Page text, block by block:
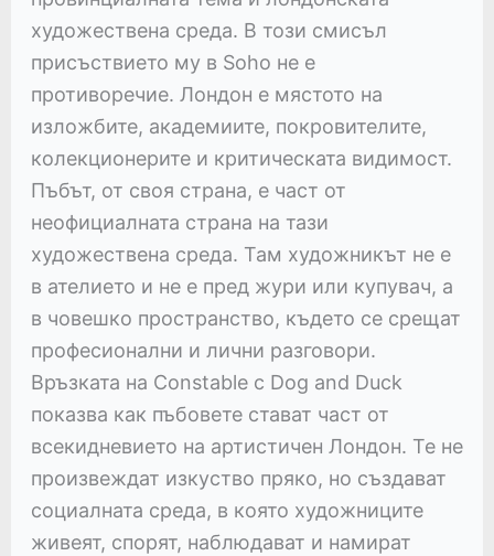
художествена среда. В този смисъл
присъствието му в Soho не е
противоречие. Лондон е мястото на
изложбите, академиите, покровителите,
колекционерите и критическата видимост.
Пъбът, от своя страна, е част от
неофициалната страна на тази
художествена среда. Там художникът не е
в ателието и не е пред жури или купувач, а
в човешко пространство, където се срещат
професионални и лични разговори.
Връзката на Constable с Dog and Duck
показва как пъбовете стават част от
всекидневието на артистичен Лондон. Те не
произвеждат изкуство пряко, но създават
социалната среда, в която художниците
живеят, спорят, наблюдават и намират